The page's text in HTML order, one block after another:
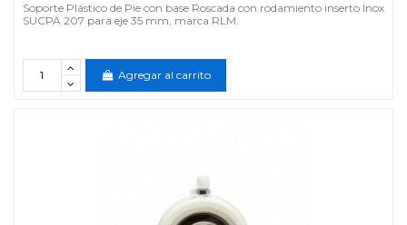
Soporte Plástico de Pie con base Roscada con rodamiento inserto Inox
SUCPA 207 para eje 35 mm, marca RLM.
Agregar al carrito